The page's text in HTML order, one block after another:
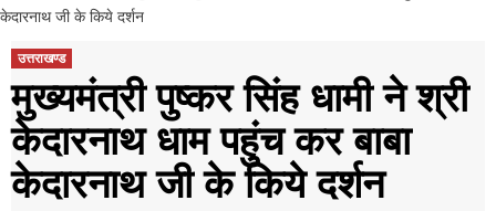
केदारनाथ जी के किये दर्शन
उत्तराखण्ड
मुख्यमंत्री पुष्कर सिंह धामी ने श्री
केदारनाथ धाम पहुंच कर बाबा
केदारनाथ जी के किये दर्शन